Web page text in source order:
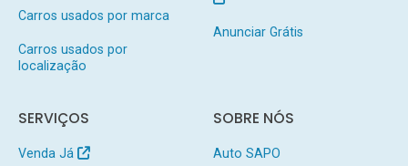
Carros usados por marca
Carros usados por
localização
Anunciar Grátis
SERVIÇOS
Venda Já
SOBRE NÓS
Auto SAPO